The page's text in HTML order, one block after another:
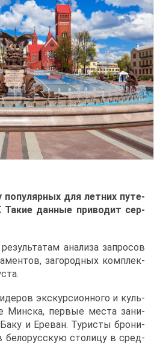
для лет­них пу­те­
Та­кие дан­ные при­во­дит сер­
ана­ли­за за­про­сов
за­го­род­ных ком­плек­
экс­кур­си­он­но­го и куль­
Мин­ска, пер­вые ме­ста за­ни­
и Ере­ван. Ту­ри­сты бро­ни­
бе­ло­рус­скую сто­ли­цу в сред­